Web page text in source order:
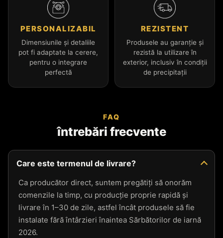
PERSONALIZABIL
Dimensiunile și detaliile
pot fi adaptate la cerere,
pentru o integrare
perfectă
REZISTENT
Produsele au garanție și
rezistă la utilizare în
exterior, inclusiv în condiții
de precipitații
FAQ
întrebări frecvente
Care este termenul de livrare?
Ca producător direct, suntem pregătiți să onorăm
comenzile la timp, cu producție proprie rapidă și
livrare în 1–30 de zile, astfel încât produsele să fie
instalate fără întârzieri înaintea Sărbătorilor de iarnă
2026.